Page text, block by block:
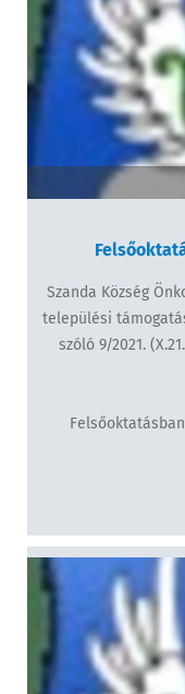
Szanda Község
települési
szóló 9/2021.